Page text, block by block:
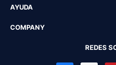
AYUDA
COMPANY
REDES